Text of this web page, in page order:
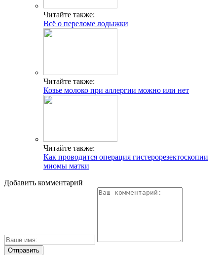
Читайте также:
Всё о переломе лодыжки
Читайте также:
Козье молоко при аллергии можно или нет
Читайте также:
Как проводится операция гистерорезектоскопии
миомы матки
Добавить комментарий